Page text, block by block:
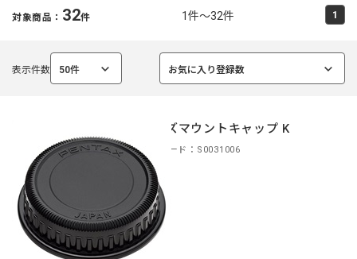
く
対象商品： 32件 1件～32件 1
表示件数 50件
選
お気に入り登録数
選
レンズマウントキャップ K
商品コード：S0031006